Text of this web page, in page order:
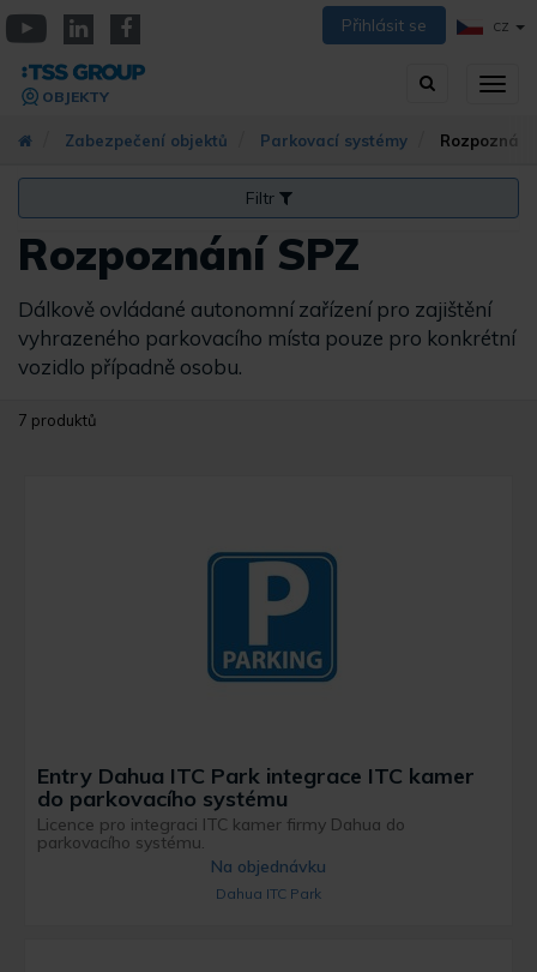
Přejít
k
hlavnímu
obsahu
Přihlásit se CZ
Vyhledávání
OBJEKTY
Zabezpečení objektů Parkovací systémy Rozpoznání
Filtr
Rozpoznání SPZ
Dálkově ovládané autonomní zařízení pro zajištění
vyhrazeného parkovacího místa pouze pro konkrétní
vozidlo případně osobu.
7 produktů
Entry Dahua ITC Park integrace ITC kamer
do parkovacího systému
Licence pro integraci ITC kamer firmy Dahua do
parkovacího systému.
Na objednávku
Dahua ITC Park